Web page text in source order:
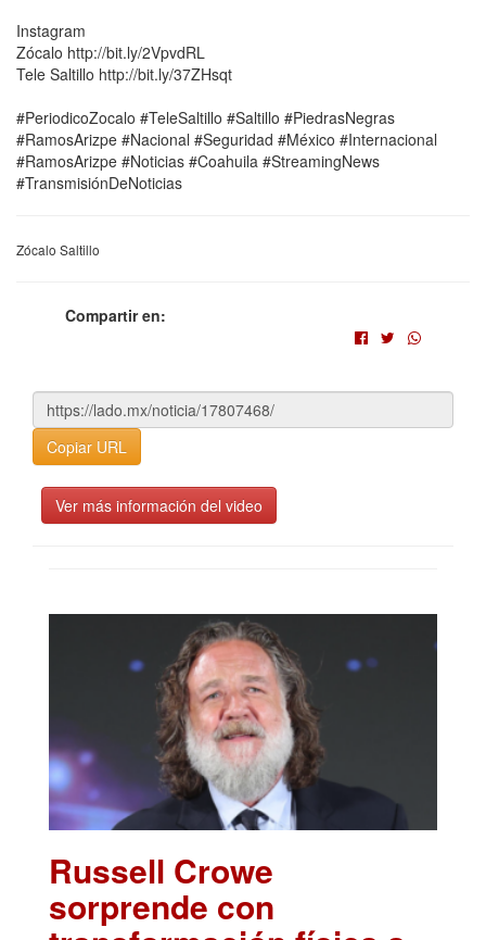
Instagram
Zócalo http://bit.ly/2VpvdRL
Tele Saltillo http://bit.ly/37ZHsqt
#PeriodicoZocalo #TeleSaltillo #Saltillo #PiedrasNegras
#RamosArizpe #Nacional #Seguridad #México #Internacional
#RamosArizpe #Noticias #Coahuila #StreamingNews
#TransmisiónDeNoticias
Zócalo Saltillo
Compartir en:
Copiar URL
Ver más información del video
Russell Crowe
sorprende con